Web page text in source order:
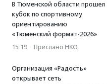
В Тюменской области прошел
кубок по спортивному
ориентированию
«Тюменский формат-2026»
15:19 · Прислано НКО
Организация «Радость»
открывает сеть